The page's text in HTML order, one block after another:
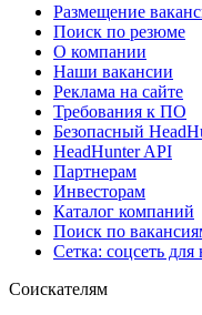
Размещение
Поиск по резюме
О компании
Наши вакансии
Реклама на сайте
Требования к ПО
Безопасный
HeadHunter API
Партнерам
Инвесторам
Каталог компаний
Поиск по
Сетка: соцсеть для
Соискателям